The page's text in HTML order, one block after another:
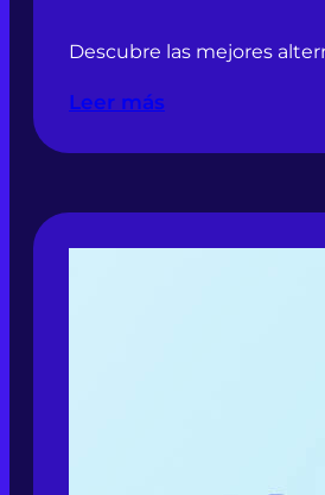
Descubre las mejores
Leer más